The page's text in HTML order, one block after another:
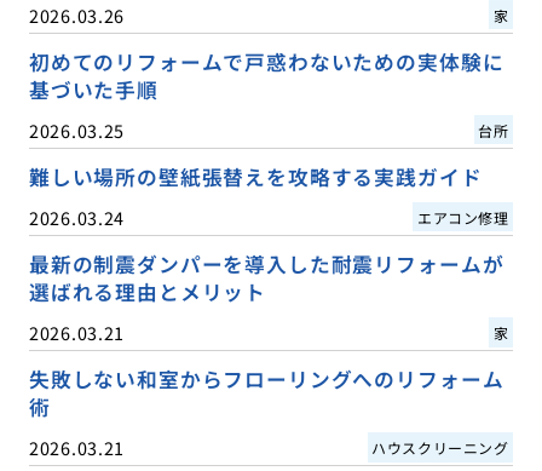
2026.03.26 家
初めてのリフォームで戸惑わないための実体験に
基づいた手順
2026.03.25 台所
難しい場所の壁紙張替えを攻略する実践ガイド
2026.03.24 エアコン修理
最新の制震ダンパーを導入した耐震リフォームが
選ばれる理由とメリット
2026.03.21 家
失敗しない和室からフローリングへのリフォーム
術
2026.03.21 ハウスクリーニング